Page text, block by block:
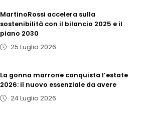
MartinoRossi accelera sulla
sostenibilità con il bilancio 2025 e il
piano 2030
25 Luglio 2026
La gonna marrone conquista l’estate
2026: il nuovo essenziale da avere
24 Luglio 2026